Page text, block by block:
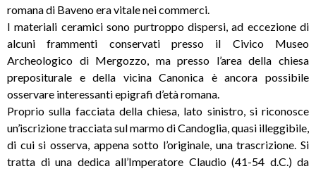
romana di Baveno era vitale nei commerci.
I materiali ceramici sono purtroppo dispersi, ad eccezione di
alcuni frammenti conservati presso il Civico Museo
Archeologico di Mergozzo, ma presso l’area della chiesa
prepositurale e della vicina Canonica è ancora possibile
osservare interessanti epigrafi d’età romana.
Proprio sulla facciata della chiesa, lato sinistro, si riconosce
un’iscrizione tracciata sul marmo di Candoglia, quasi illeggibile,
di cui si osserva, appena sotto l’originale, una trascrizione. Si
tratta di una dedica all’Imperatore Claudio (41-54 d.C.) da